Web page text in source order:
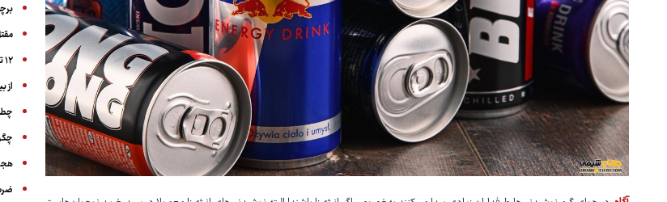
۱۲ ترفند ساده که جلوی پرخوری عصبی و اضافه ‌وزن را می‌گیرد